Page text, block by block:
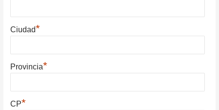
Ciudad*
Provincia*
CP*